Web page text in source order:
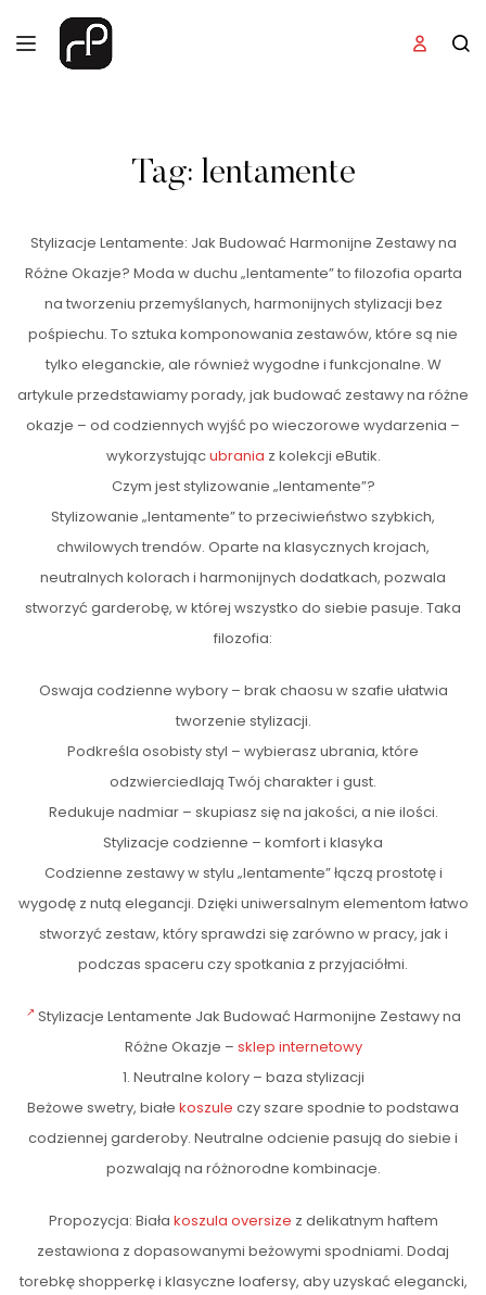
Tag: lentamente
Stylizacje Lentamente: Jak Budować Harmonijne Zestawy na
Różne Okazje? Moda w duchu „lentamente” to filozofia oparta
na tworzeniu przemyślanych, harmonijnych stylizacji bez
pośpiechu. To sztuka komponowania zestawów, które są nie
tylko eleganckie, ale również wygodne i funkcjonalne. W
artykule przedstawiamy porady, jak budować zestawy na różne
okazje – od codziennych wyjść po wieczorowe wydarzenia –
wykorzystującubrania z kolekcji eButik.
Czym jest stylizowanie „lentamente”?
Stylizowanie „lentamente” to przeciwieństwo szybkich,
chwilowych trendów. Oparte na klasycznych krojach,
neutralnych kolorach i harmonijnych dodatkach, pozwala
stworzyć garderobę, w której wszystko do siebie pasuje. Taka
filozofia:
Oswaja codzienne wybory – brak chaosu w szafie ułatwia
tworzenie stylizacji.
Podkreśla osobisty styl – wybierasz ubrania, które
odzwierciedlają Twój charakter i gust.
Redukuje nadmiar – skupiasz się na jakości, a nie ilości.
Stylizacje codzienne – komfort i klasyka
Codzienne zestawy w stylu „lentamente” łączą prostotę i
wygodę z nutą elegancji. Dzięki uniwersalnym elementom łatwo
stworzyć zestaw, który sprawdzi się zarówno w pracy, jak i
podczas spaceru czy spotkania z przyjaciółmi.
Stylizacje Lentamente Jak Budować Harmonijne Zestawy na
Różne Okazje – sklep internetowy
1. Neutralne kolory – baza stylizacji
Beżowe swetry, białe koszule czy szare spodnie to podstawa
codziennej garderoby. Neutralne odcienie pasują do siebie i
pozwalają na różnorodne kombinacje.
Propozycja: Biała koszula oversize z delikatnym haftem
zestawiona z dopasowanymi beżowymi spodniami. Dodaj
torebkę shopperkę i klasyczne loafersy, aby uzyskać elegancki,